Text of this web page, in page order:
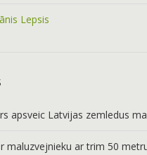
Lepsis
apsveic Latvijas zemledus
maluzvejnieku ar trim 50